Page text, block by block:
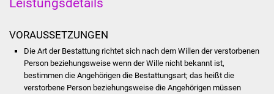
Wahlen
Stadtinfo
VORAUSSETZUNGEN
Die Art der Bestattung richtet sich nach dem Willen der verstorbenen
Person beziehungsweise wenn der Wille nicht bekannt ist,
bestimmen die Angehörigen die Bestattungsart; das heißt die
verstorbene Person beziehungsweise die Angehörigen müssen